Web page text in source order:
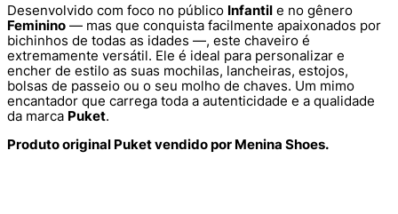
Desenvolvido com foco no público Infantil e no gênero
Feminino — mas que conquista facilmente apaixonados por
bichinhos de todas as idades —, este chaveiro é
extremamente versátil. Ele é ideal para personalizar e
encher de estilo as suas mochilas, lancheiras, estojos,
bolsas de passeio ou o seu molho de chaves. Um mimo
encantador que carrega toda a autenticidade e a qualidade
da marca Puket.
Produto original Puket vendido por Menina Shoes.